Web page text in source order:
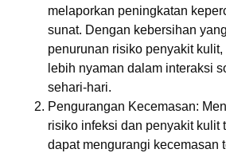
melaporkan peningkatan
sunat. Dengan kebersihan
penurunan risiko penyakit kulit,
lebih nyaman dalam interaksi
sehari-hari.
Pengurangan Kecemasan:
risiko infeksi dan penyakit kulit
dapat mengurangi kecemasan